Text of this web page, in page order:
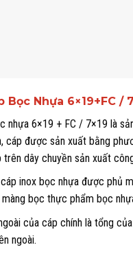
Bọc Nhựa 6×19+FC /
nhựa 6×19 + FC / 7×19 là
cáp được sản xuất bằng
dây chuyền sản xuất
inox bọc nhựa được phủ
bọc thực phẩm bọc
của cáp chính là tổng
ngoài.